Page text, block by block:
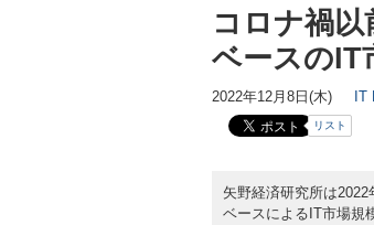
コロナ禍
ベースのIT
2022年12月8日(木) IT
リスト
矢野経済研究所は
ベースによるIT市場規